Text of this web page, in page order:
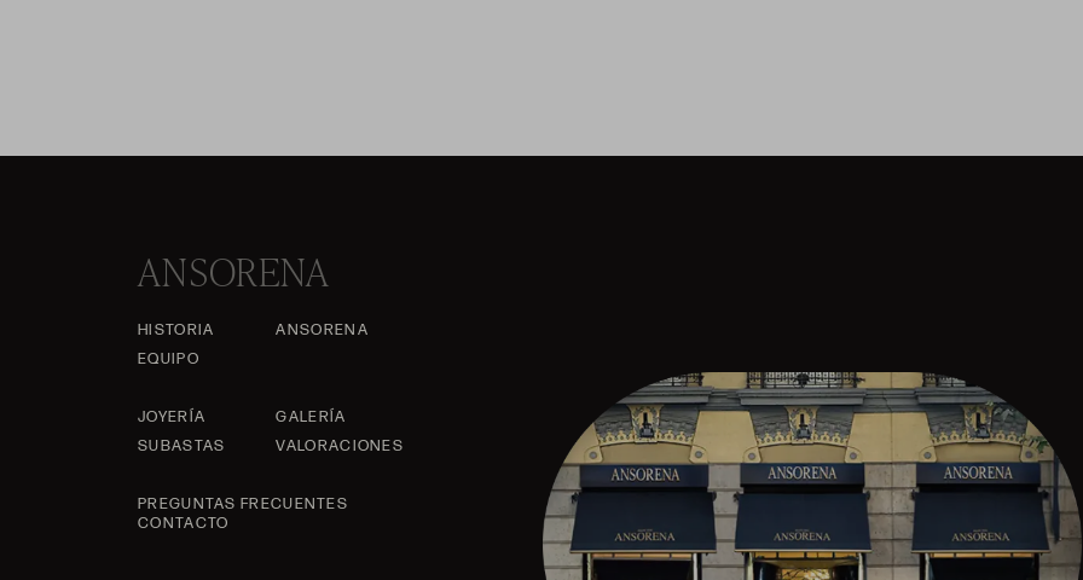
ANSORENA
HISTORIA
ANSORENA
EQUIPO
JOYERÍA
GALERÍA
SUBASTAS
VALORACIONES
PREGUNTAS FRECUENTES
CONTACTO